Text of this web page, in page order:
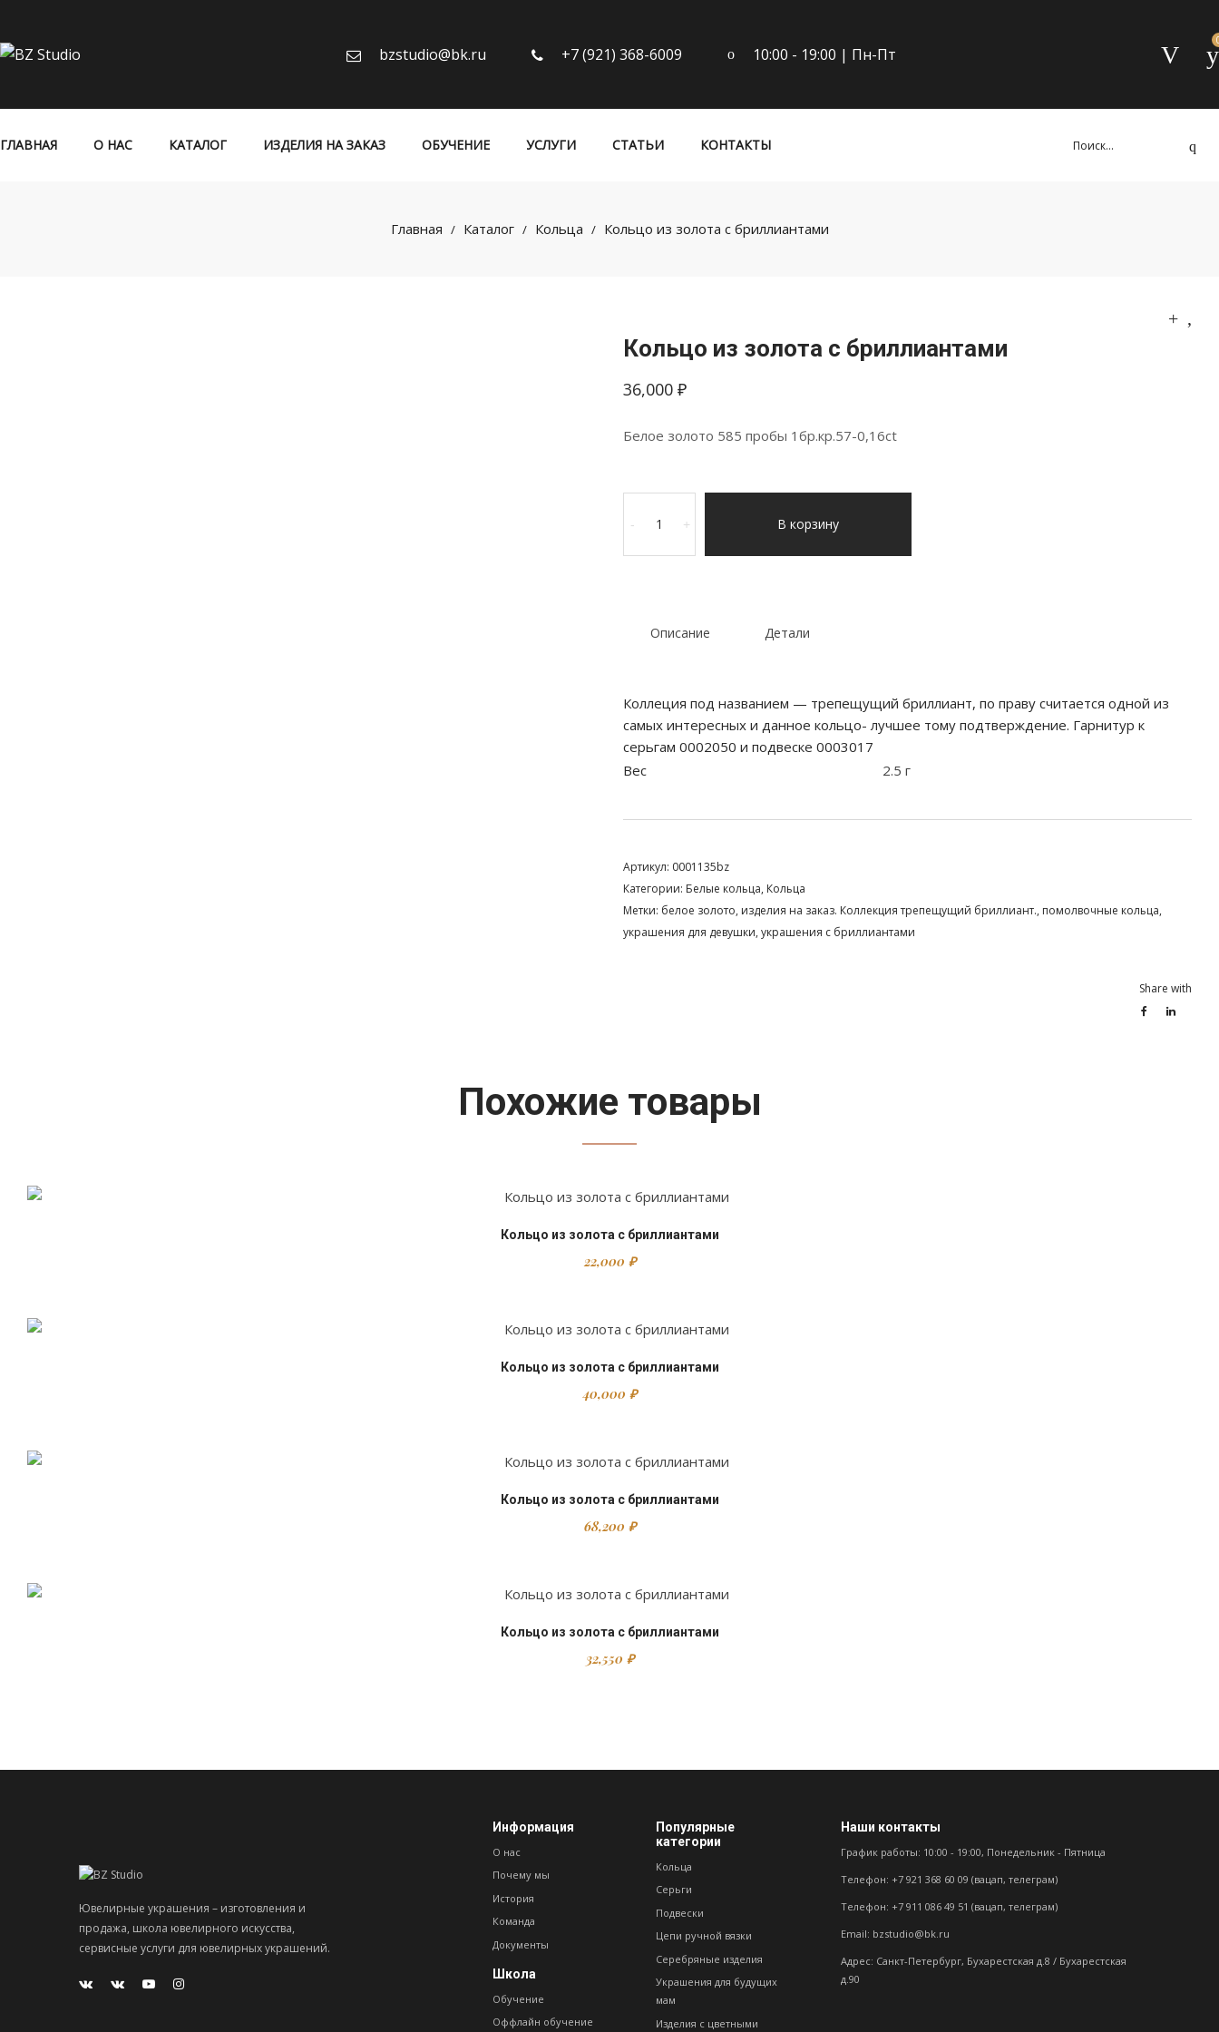
bzstudio@bk.ru +7 (921) 368-6009 10:00 - 19:00 | Пн-Пт
ГЛАВНАЯ О НАС КАТАЛОГ ИЗДЕЛИЯ НА ЗАКАЗ ОБУЧЕНИЕ УСЛУГИ СТАТЬИ КОНТАКТЫ
Главная / Каталог / Кольца / Кольцо из золота с бриллиантами
Кольцо из золота с бриллиантами
36,000 ₽
Белое золото 585 пробы 1бр.кр.57-0,16ct
-товара
бриллиантами
+ В корзину
Описание Детали
Коллеция под названием — трепещущий бриллиант, по праву считается одной из
самых интересных и данное кольцо- лучшее тому подтверждение. Гарнитур к
серьгам 0002050 и подвеске 0003017
Вес
2.5 г
Артикул: 0001135bz
Категории: Белые кольца, Кольца
Метки: белое золото, изделия на заказ. Коллекция трепещущий бриллиант., помолвочные кольца,
украшения для девушки, украшения с бриллиантами
Share with
Похожие товары
Кольцо из золота с бриллиантами
22,000 ₽
Кольцо из золота с бриллиантами
40,000 ₽
Кольцо из золота с бриллиантами
68,200 ₽
Кольцо из золота с бриллиантами
32,550 ₽
Ювелирные украшения – изготовления и
продажа, школа ювелирного искусства,
сервисные услуги для ювелирных украшений.
Информация
О нас
Почему мы
История
Команда
Документы
Школа
Обучение
Оффлайн обучение
Популярные
категории
Кольца
Серьги
Подвески
Цепи ручной вязки
Серебряные изделия
Украшения для будущих
мам
Изделия с цветными
Наши контакты
График работы: 10:00 - 19:00, Понедельник - Пятница
Телефон: +7 921 368 60 09 (вацап, телеграм)
Телефон: +7 911 086 49 51 (вацап, телеграм)
Email: bzstudio@bk.ru
Адрес: Санкт-Петербург, Бухарестская д.8 / Бухарестская
д.90